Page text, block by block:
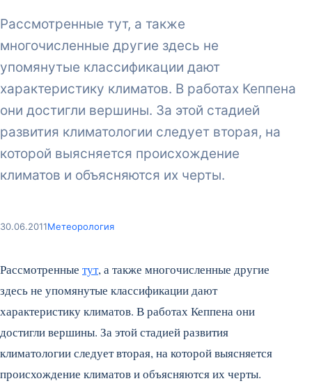
Рассмотренные тут, а также
многочисленные другие здесь не
упомянутые классификации дают
характеристику климатов. В работах Кеппена
они достигли вершины. За этой стадией
развития климатологии следует вторая, на
которой выясняется происхождение
климатов и объясняются их черты.
30.06.2011Метеорология
Рассмотренные тут, а также многочисленные другие
здесь не упомянутые классификации дают
характеристику климатов. В работах Кеппена они
достигли вершины. За этой стадией развития
климатологии следует вторая, на которой выясняется
происхождение климатов и объясняются их черты.